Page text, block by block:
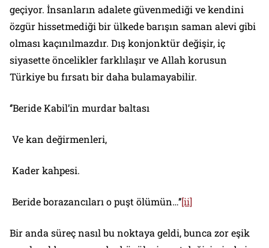
geçiyor. İnsanların adalete güvenmediği ve kendini
özgür hissetmediği bir ülkede barışın saman alevi gibi
olması kaçınılmazdır. Dış konjonktür değişir, iç
siyasette öncelikler farklılaşır ve Allah korusun
Türkiye bu fırsatı bir daha bulamayabilir.
‘’Beride Kabil’in murdar baltası
Ve kan değirmenleri,
Kader kahpesi.
Beride borazancıları o puşt ölümün…’’[ii]
Bir anda süreç nasıl bu noktaya geldi, bunca zor eşik